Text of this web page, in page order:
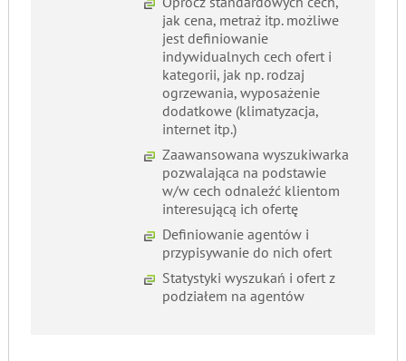
jak cena, metraż itp. możliwe
jest definiowanie
indywidualnych cech ofert i
kategorii, jak np. rodzaj
ogrzewania, wyposażenie
dodatkowe (klimatyzacja,
internet itp.)
Zaawansowana wyszukiwarka
pozwalająca na podstawie
w/w cech odnaleźć klientom
interesującą ich ofertę
Definiowanie agentów i
przypisywanie do nich ofert
Statystyki wyszukań i ofert z
podziałem na agentów